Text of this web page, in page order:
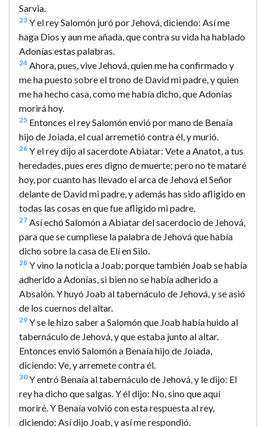
Sarvia.
23 Y el rey Salomón juró por Jehová, diciendo: Así me
haga Dios y aun me añada, que contra su vida ha hablado
Adonías estas palabras.
24 Ahora, pues, vive Jehová, quien me ha confirmado y
me ha puesto sobre el trono de David mi padre, y quien
me ha hecho casa, como me había dicho, que Adonías
morirá hoy.
25 Entonces el rey Salomón envió por mano de Benaía
hijo de Joiada, el cual arremetió contra él, y murió.
26 Y el rey dijo al sacerdote Abiatar: Vete a Anatot, a tus
heredades, pues eres digno de muerte; pero no te mataré
hoy, por cuanto has llevado el arca de Jehová el Señor
delante de David mi padre, y además has sido afligido en
todas las cosas en que fue afligido mi padre.
27 Así echó Salomón a Abiatar del sacerdocio de Jehová,
para que se cumpliese la palabra de Jehová que había
dicho sobre la casa de Elí en Silo.
28 Y vino la noticia a Joab; porque también Joab se había
adherido a Adonías, si bien no se había adherido a
Absalón. Y huyó Joab al tabernáculo de Jehová, y se asió
de los cuernos del altar.
29 Y se le hizo saber a Salomón que Joab había huido al
tabernáculo de Jehová, y que estaba junto al altar.
Entonces envió Salomón a Benaía hijo de Joiada,
diciendo: Ve, y arremete contra él.
30Y entró Benaía al tabernáculo de Jehová, y le dijo: El
rey ha dicho que salgas. Y él dijo: No, sino que aquí
moriré. Y Benaía volvió con esta respuesta al rey,
diciendo: Así dijo Joab, y así me respondió.